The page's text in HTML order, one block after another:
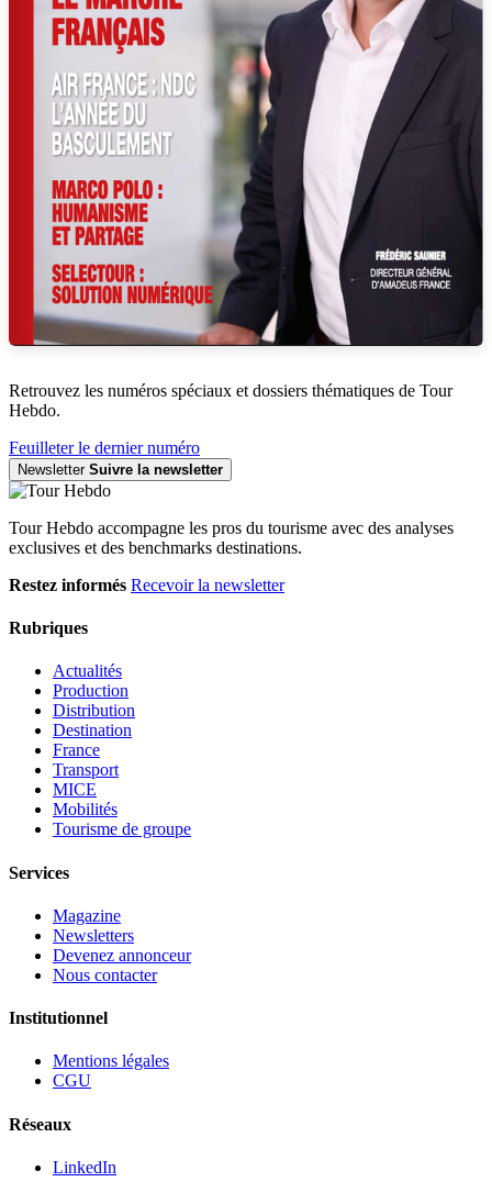
Retrouvez les numéros spéciaux et dossiers thématiques de Tour
Hebdo.
Feuilleter le dernier numéro
Newsletter Suivre la newsletter
Tour Hebdo accompagne les pros du tourisme avec des analyses
exclusives et des benchmarks destinations.
Restez informés Recevoir la newsletter
Rubriques
Actualités
Production
Distribution
Destination
France
Transport
MICE
Mobilités
Tourisme de groupe
Services
Magazine
Newsletters
Devenez annonceur
Nous contacter
Institutionnel
Mentions légales
CGU
Réseaux
LinkedIn